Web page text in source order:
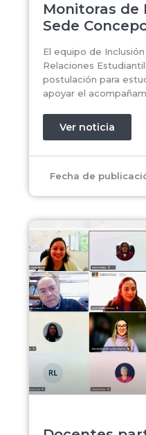
Monitoras de
Sede
El equipo de
Relaciones
postulación para
apoyar el
Ver noticia
Fecha de